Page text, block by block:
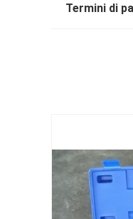
Termini di